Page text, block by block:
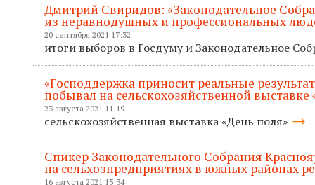
Дмитрий Свиридов: «Законодательное
из неравнодушных и профессиональных
20 сентября 2021 17:32
итоги выборов в Госдуму и Законодательное
«Господдержка приносит реальные
побывал на сельскохозяйственной выставке
23 августа 2021 11:19
сельскохозяйственная выставка «День поля»
Спикер Законодательного Собрания
на сельхозпредприятиях в южных районах
16 августа 2021 15:34